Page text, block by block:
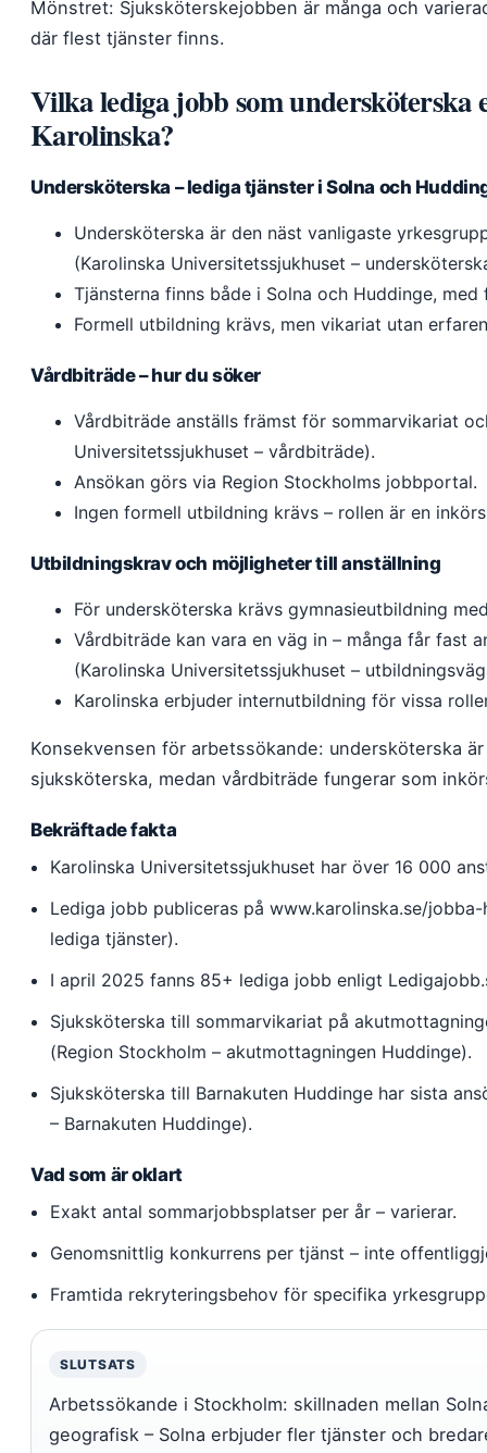
Mönstret: Sjuksköterskejobben är många och
där flest tjänster finns.
Vilka lediga jobb som
Karolinska?
Undersköterska – lediga tjänster i Solna och
Undersköterska är den näst vanligaste
(Karolinska Universitetssjukhuset –
Tjänsterna finns både i Solna och Huddinge,
Formell utbildning krävs, men vikariat utan
Vårdbiträde – hur du söker
Vårdbiträde anställs främst för sommarvikariat
Universitetssjukhuset – vårdbiträde).
Ansökan görs via Region Stockholms jobbportal.
Ingen formell utbildning krävs – rollen är en
Utbildningskrav och möjligheter till anställning
För undersköterska krävs gymnasieutbildning
Vårdbiträde kan vara en väg in – många får fast
(Karolinska Universitetssjukhuset –
Karolinska erbjuder internutbildning för vissa
Konsekvensen för arbetssökande: undersköterska
sjuksköterska, medan vårdbiträde fungerar som
Bekräftade fakta
Karolinska Universitetssjukhuset har över 16 000
Lediga jobb publiceras på www.karolinska.se/
lediga tjänster).
I april 2025 fanns 85+ lediga jobb enligt
Sjuksköterska till sommarvikariat på
(Region Stockholm – akutmottagningen Huddinge).
Sjuksköterska till Barnakuten Huddinge har sista
– Barnakuten Huddinge).
Vad som är oklart
Exakt antal sommarjobbsplatser per år – varierar.
Genomsnittlig konkurrens per tjänst – inte
Framtida rekryteringsbehov för specifika
SLUTSATS
Arbetssökande i Stockholm: skillnaden mellan
geografisk – Solna erbjuder fler tjänster och